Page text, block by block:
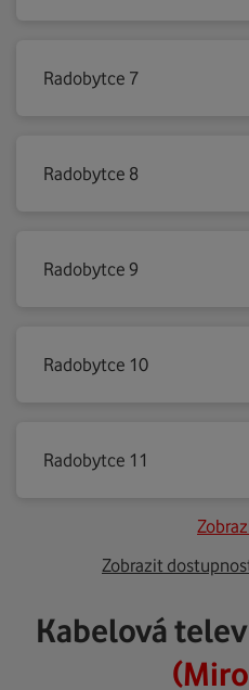
Radobytce 7
Radobytce 8
Radobytce 9
Radobytce 10
Radobytce 11
Zobrazit
Kabelová